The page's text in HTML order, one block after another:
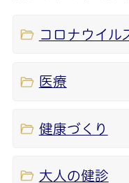
コロナウイル
医療
健康づくり
大人の健診